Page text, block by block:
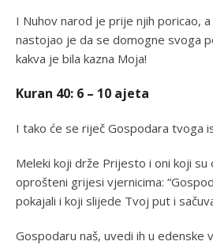
I Nuhov narod je prije njih poricao,
nastojao je da se domogne svoga
kakva je bila kazna Moja!
Kuran 40: 6 – 10 ajeta
I tako će se riječ Gospodara tvoga
Meleki koji drže Prijesto i oni koji
oprošteni grijesi vjernicima:
pokajali i koji slijede Tvoj put i
Gospodaru naš, uvedi ih u